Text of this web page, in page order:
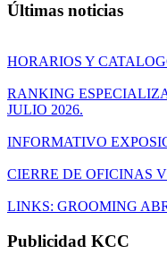
Últimas noticias
HORARIOS Y
RANKING
JULIO 2026.
INFORMATIVO
CIERRE DE OFICINAS
LINKS: GROOMING
Publicidad KCC